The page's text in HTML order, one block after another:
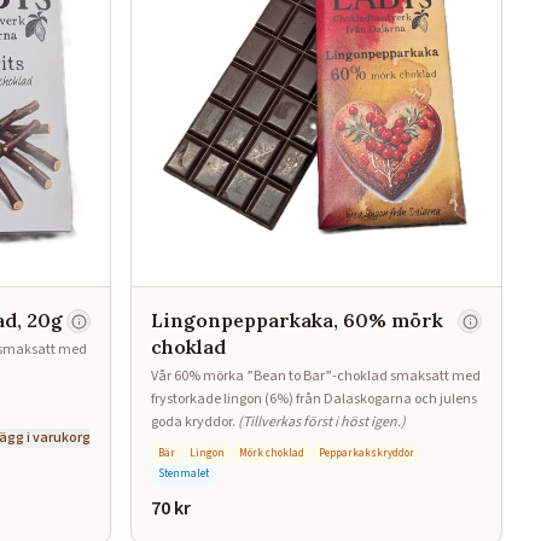
20g
med
i varukorg
Lingonpepparkaka, 60% mörk
choklad
Vår 60% mörka ”Bean to Bar”-choklad smaksatt med
frystorkade lingon (6%) från Dalaskogarna och julens
goda kryddor. (Tillverkas först i höst igen.)
Bär Lingon Mörk choklad
Pepparkakskryddor
Stenmalet
70kr